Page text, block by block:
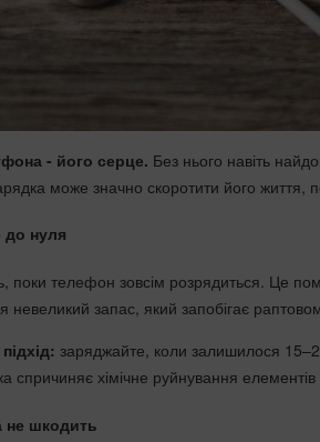
- його серце. Без нього навіть
може значно скоротити його життя,
до нуля
поки телефон зовсім розрядиться. Це
невеликий запас, який запобігає
заряджайте, коли залишилося
спричиняє хімічне руйнування елементів
не шкодить